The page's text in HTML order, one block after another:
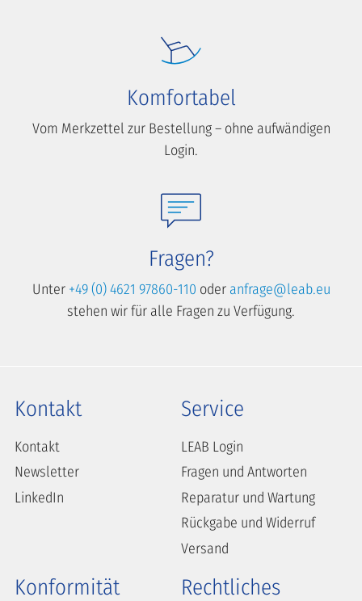
Komfortabel
Vom Merkzettel zur Bestellung – ohne aufwändigen
Login.
Fragen?
Unter +49 (0) 4621 97860-110 oder anfrage@leab.eu
stehen wir für alle Fragen zu Verfügung.
Kontakt
Kontakt
Newsletter
LinkedIn
Service
LEAB Login
Fragen und Antworten
Reparatur und Wartung
Rückgabe und Widerruf
Versand
Konformität Rechtliches